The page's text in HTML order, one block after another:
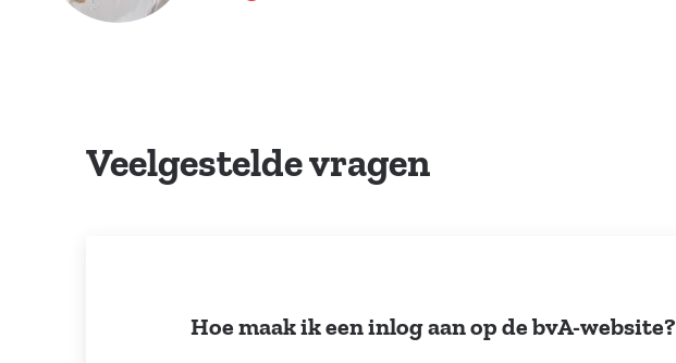
Veelgestelde vragen
Hoe maak ik een inlog aan op de bvA-website?